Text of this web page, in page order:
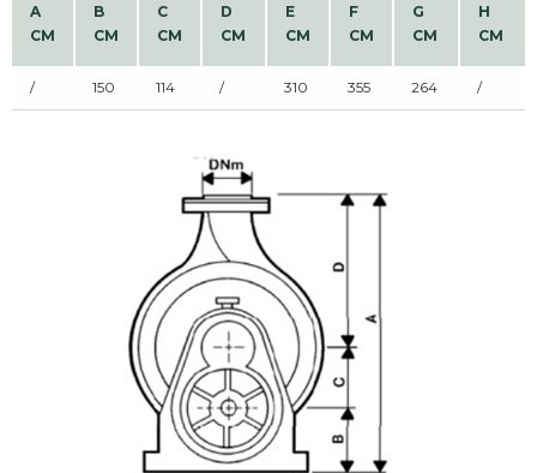
A
CM
B
CM
C
CM
D
CM
E
CM
F
CM
G
CM
H
CM
/ 150 114 / 310 355 264 /